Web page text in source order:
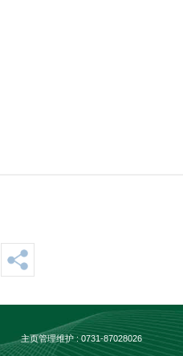
主页管理维护 : 0731-87028026